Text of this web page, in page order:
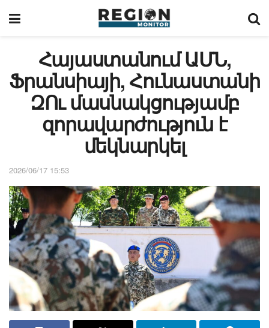
Հայաստանում ԱՄՆ,
Ֆրանսիայի, Հունաստանի
ԶՈւ մասնակցությամբ
զորավարժություն է
մեկնարկել
2026/06/17 15:53